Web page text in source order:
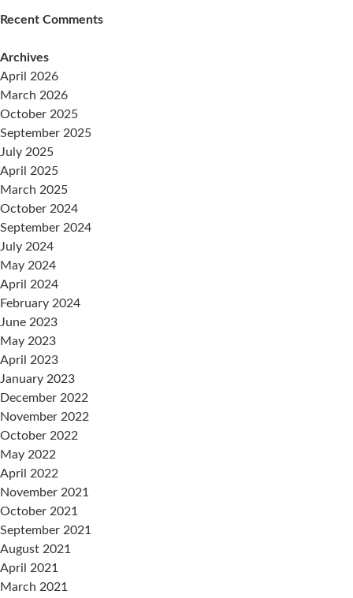
Recent Comments
Archives
April 2026
March 2026
October 2025
September 2025
July 2025
April 2025
March 2025
October 2024
September 2024
July 2024
May 2024
April 2024
February 2024
June 2023
May 2023
April 2023
January 2023
December 2022
November 2022
October 2022
May 2022
April 2022
November 2021
October 2021
September 2021
August 2021
April 2021
March 2021